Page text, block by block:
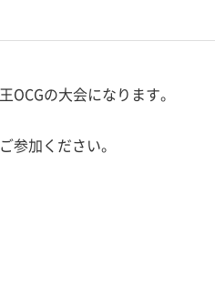
OCGの大会になります。
参加ください。